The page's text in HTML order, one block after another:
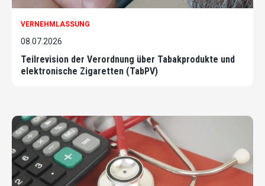
VERNEHMLASSUNG
08.07.2026
Teilrevision der Verordnung über Tabakprodukte und
elektronische Zigaretten (TabPV)